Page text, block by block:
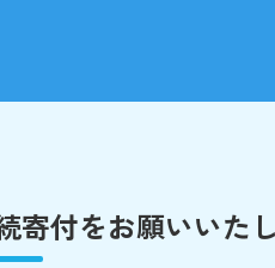
寄付をお願いいた